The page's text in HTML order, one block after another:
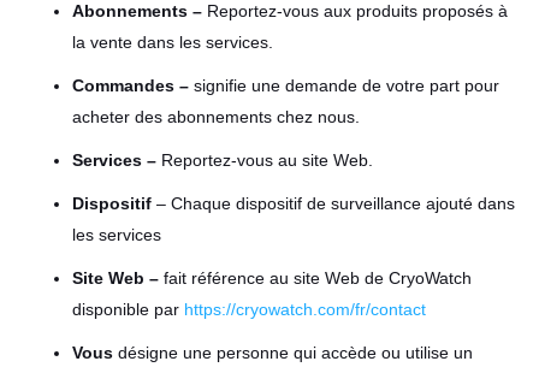
Abonnements – Reportez-vous aux produits proposés à
la vente dans les services.
Commandes – signifie une demande de votre part pour
acheter des abonnements chez nous.
Services – Reportez-vous au site Web.
Dispositif – Chaque dispositif de surveillance ajouté dans
les services
Site Web – fait référence au site Web de CryoWatch
disponible par https://cryowatch.com/fr/contact
Vous désigne une personne qui accède ou utilise un